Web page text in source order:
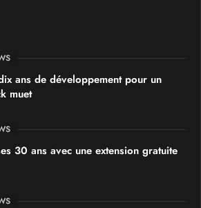
Wave Colmar 2026
ans de développement pour un
muet
30 ans avec une extension gratuite